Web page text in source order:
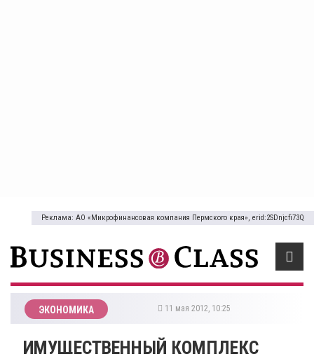
Реклама: АО «Микрофинансовая компания Пермского края», erid:2SDnjcfi73Q
ЭКОНОМИКА 11 мая 2012, 10:25
ИМУЩЕСТВЕННЫЙ КОМПЛЕКС